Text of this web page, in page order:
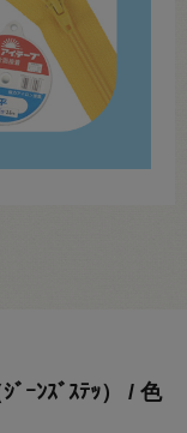
ﾞｰﾝｽﾞｽﾃｯ） / 色